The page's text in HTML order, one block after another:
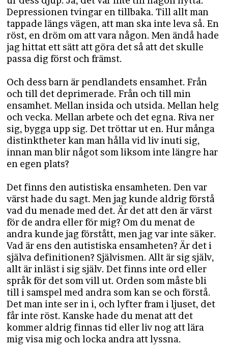
Depressionen tvingar en tillbaka. Till allt man
tappade längs vägen, att man ska inte leva så. En
röst, en dröm om att vara någon. Men ändå hade
jag hittat ett sätt att göra det så att det skulle
passa dig först och främst.
Och dess barn är pendlandets ensamhet. Från
och till det deprimerade. Från och till min
ensamhet. Mellan insida och utsida. Mellan helg
och vecka. Mellan arbete och det egna. Riva ner
sig, bygga upp sig. Det tröttar ut en. Hur många
distinktheter kan man hålla vid liv inuti sig,
innan man blir något som liksom inte längre har
en egen plats?
Det finns den autistiska ensamheten. Den var
värst hade du sagt. Men jag kunde aldrig förstå
vad du menade med det. Är det att den är värst
för de andra eller för mig? Om du menat de
andra kunde jag förstått, men jag var inte säker.
Vad är ens den autistiska ensamheten? Är det i
själva definitionen? Självismen. Allt är sig själv,
allt är inläst i sig själv. Det finns inte ord eller
språk för det som vill ut. Orden som måste bli
till i samspel med andra som kan se och förstå.
Det man inte ser in i, och lyfter fram i ljuset, det
får inte röst. Kanske hade du menat att det
kommer aldrig finnas tid eller liv nog att lära
mig visa mig och locka andra att lyssna.